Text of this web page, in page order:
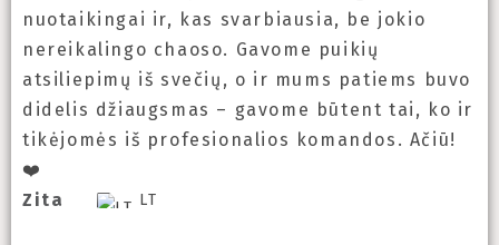
nuotaikingai ir, kas svarbiausia, be jokio
nereikalingo chaoso. Gavome puikių
atsiliepimų iš svečių, o ir mums patiems buvo
didelis džiaugsmas – gavome būtent tai, ko ir
tikėjomės iš profesionalios komandos. Ačiū!
❤️
Zita
LT